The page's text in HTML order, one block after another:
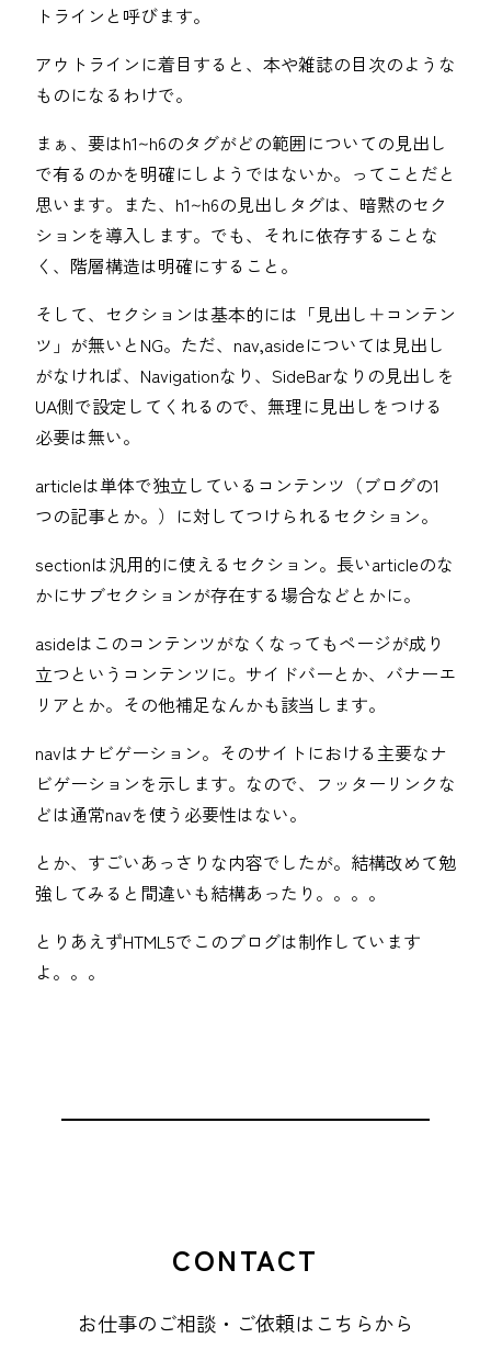
トラインと呼びます。
アウトラインに着目すると、本や雑誌の目次のような
ものになるわけで。
まぁ、要はh1~h6のタグがどの範囲についての見出し
で有るのかを明確にしようではないか。ってことだと
思います。また、h1~h6の見出しタグは、暗黙のセク
ションを導入します。でも、それに依存することな
く、階層構造は明確にすること。
そして、セクションは基本的には「見出し＋コンテン
ツ」が無いとNG。ただ、nav,asideについては見出し
がなければ、Navigationなり、SideBarなりの見出しを
UA側で設定してくれるので、無理に見出しをつける
必要は無い。
articleは単体で独立しているコンテンツ（ブログの1
つの記事とか。）に対してつけられるセクション。
sectionは汎用的に使えるセクション。長いarticleのな
かにサブセクションが存在する場合などとかに。
asideはこのコンテンツがなくなってもページが成り
立つというコンテンツに。サイドバーとか、バナーエ
リアとか。その他補足なんかも該当します。
navはナビゲーション。そのサイトにおける主要なナ
ビゲーションを示します。なので、フッターリンクな
どは通常navを使う必要性はない。
とか、すごいあっさりな内容でしたが。結構改めて勉
強してみると間違いも結構あったり。。。。
とりあえずHTML5でこのブログは制作しています
よ。。。
CONTACT
お仕事のご相談・ご依頼はこちらから